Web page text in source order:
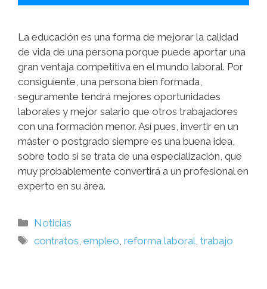
La educación es una forma de mejorar la calidad
de vida de una persona porque puede aportar una
gran ventaja competitiva en el mundo laboral. Por
consiguiente, una persona bien formada,
seguramente tendrá mejores oportunidades
laborales y mejor salario que otros trabajadores
con una formación menor. Así pues, invertir en un
máster o postgrado siempre es una buena idea,
sobre todo si se trata de una especialización, que
muy probablemente convertirá a un profesional en
experto en su área.
Noticias
contratos,empleo,reforma laboral,trabajo